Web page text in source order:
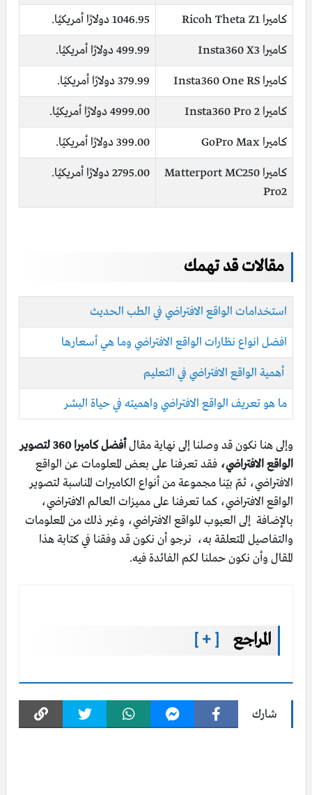
كاميرا Ricoh Theta Z1 1046.95 دولارًا أمريكيًا.
كاميرا Insta360 X3 499.99 دولارًا أمريكيًا.
كاميرا Insta360 One RS 379.99 دولارًا أمريكيًا.
كاميرا Insta360 Pro 2 4999.00 دولارًا أمريكيًا.
كاميرا GoPro Max 399.00 دولارًا أمريكيًا.
كاميرا Matterport MC250
Pro2
2795.00 دولارًا أمريكيًا.
مقالات قد تهمك
استخدامات الواقع الافتراضي في الطب الحديث
افضل انواع نظارات الواقع الافتراضي وما هي أسعارها
أهمية الواقع الافتراضي في التعليم
ما هو تعريف الواقع الافتراضي واهميته في حياة البشر
وإلى هنا نكون قد وصلنا إلى نهاية مقال
أفضل كاميرا 360 لتصوير
الواقع الافتراضي، فقد تعرفنا على بعض المعلومات عن الواقع
الافتراضي، ثمّ بيّنا مجموعة من أنواع الكاميرات المناسبة لتصوير
الواقع الافتراضي، كما تعرفنا على مميزات العالم الافتراضي،
بالإضافة إلى العيوب للواقع الافتراضي، وغير ذلك من المعلومات
والتفاصيل المتعلقة به، نرجو أن نكون قد وفقنا في كتابة هذا
المقال وأن نكون حملنا لكم الفائدة فيه.
المراجع [ + ]
شارك